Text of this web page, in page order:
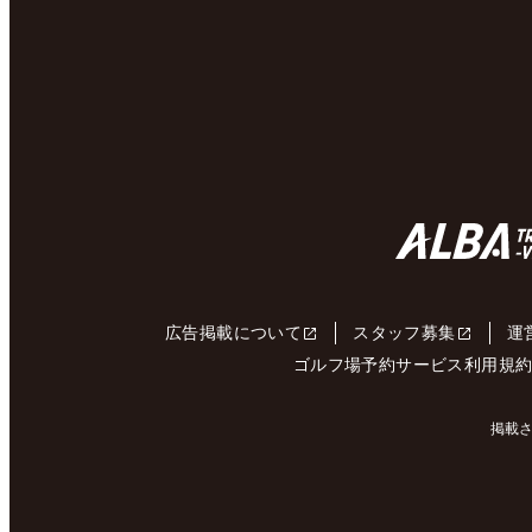
広告掲載について スタッフ募集
運
ゴルフ場予約サービス利用規約
掲載